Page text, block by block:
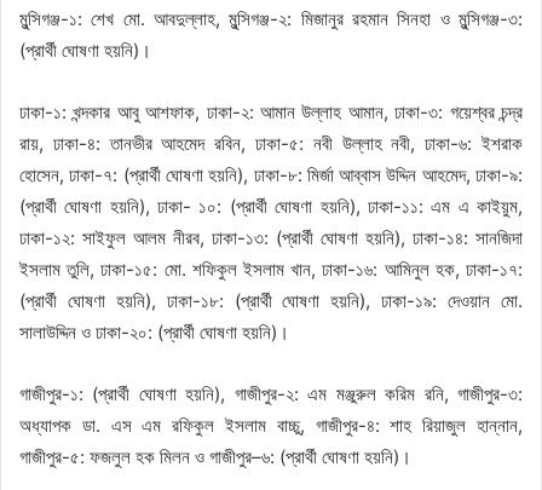
মুন্সিগঞ্জ-১: শেখ মো. আবদুল্লাহ, মুন্সিগঞ্জ-২: মিজানুর রহমান সিনহা ও মুন্সিগঞ্জ-৩:
(প্রার্থী ঘোষণা হয়নি)।
ঢাকা-১: খন্দকার আবু আশফাক, ঢাকা-২: আমান উল্লাহ আমান, ঢাকা-৩: গয়েশ্বর চন্দ্র
রায়, ঢাকা-৪: তানভীর আহমেদ রবিন, ঢাকা-৫: নবী উল্লাহ নবী, ঢাকা-৬: ইশরাক
হোসেন, ঢাকা-৭: (প্রার্থী ঘোষণা হয়নি), ঢাকা-৮: মির্জা আব্বাস উদ্দিন আহমেদ, ঢাকা-৯:
(প্রার্থী ঘোষণা হয়নি), ঢাকা- ১০: (প্রার্থী ঘোষণা হয়নি), ঢাকা-১১: এম এ কাইয়ুম,
ঢাকা-১২: সাইফুল আলম নীরব, ঢাকা-১৩: (প্রার্থী ঘোষণা হয়নি), ঢাকা-১৪: সানজিদা
ইসলাম তুলি, ঢাকা-১৫: মো. শফিকুল ইসলাম খান, ঢাকা-১৬: আমিনুল হক, ঢাকা-১৭:
(প্রার্থী ঘোষণা হয়নি), ঢাকা-১৮: (প্রার্থী ঘোষণা হয়নি), ঢাকা-১৯: দেওয়ান মো.
সালাউদ্দিন ও ঢাকা-২০: (প্রার্থী ঘোষণা হয়নি)।
গাজীপুর-১: (প্রার্থী ঘোষণা হয়নি), গাজীপুর-২: এম মঞ্জুরুল করিম রনি, গাজীপুর-৩:
অধ্যাপক ডা. এস এম রফিকুল ইসলাম বাচ্চু, গাজীপুর-৪: শাহ রিয়াজুল হান্নান,
গাজীপুর-৫: ফজলুল হক মিলন ও গাজীপুর–৬: (প্রার্থী ঘোষণা হয়নি)।